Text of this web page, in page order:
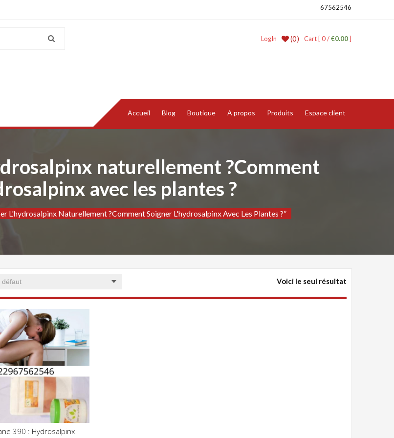
67562546
Cart [ 0 /€0.00]
(0)
LogIn
Accueil Blog Boutique A propos Produits Espace client
naturellement ?Comment
avec les plantes ?
L'hydrosalpinx Naturellement ?Comment Soigner L'hydrosalpinx Avec Les Plantes ?”
Voici le seul résultat
CLIQUEZ POUR VOIR
390 : Hydrosalpinx